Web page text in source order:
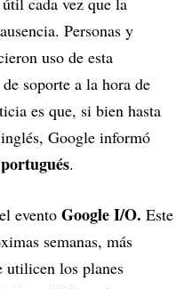
Personas y
uso de esta
soporte a la hora de
es que, si bien hasta
Google informó
portugués.
evento Google I/O. Este
semanas, más
utilicen los planes